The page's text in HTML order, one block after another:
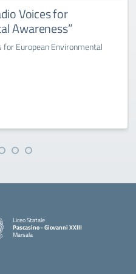
Voices for
Awareness”
for European Environmental
Liceo Statale
Pascasino - Giovanni XXIII
Marsala